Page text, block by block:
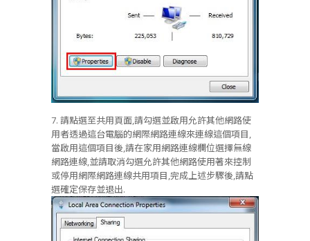
7. 請點選至共用頁面,請勾選並啟用允許其他網路使
用者透過這台電腦的網際網路連線來連線這個項目,
當啟用這個項目後,請在家用網路連線欄位選擇無線
網路連線,並請取消勾選允許其他網路使用著來控制
或停用網際網路連線共用項目,完成上述步驟後,請點
選確定保存並退出.